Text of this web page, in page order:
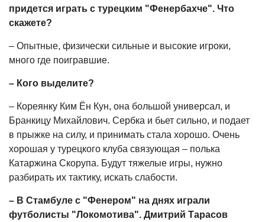
придется играть с турецким "Фенербахче". Что
скажете?
– Опытные, физически сильные и высокие игроки,
много где поигравшие.
– Кого выделите?
– Кореянку Ким Ён Кун, она большой универсал, и
Бранкицу Михайлович. Сербка и бьет сильно, и подает
в прыжке на силу, и принимать стала хорошо. Очень
хорошая у турецкого клуба связующая – полька
Катаржина Скорупа. Будут тяжелые игры, нужно
разбирать их тактику, искать слабости.
– В Стамбуле с "Фенером" на днях играли
футболисты "Локомотива". Дмитрий Тарасов